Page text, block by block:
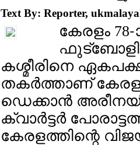
Text By: Reporter,
കേരളം
കശ്മീരിനെ
തകര്‍ത്താണ്
ഡെക്കാന്‍
ക്വാര്‍ട്ടര്‍
കേരളത്തിന്റെ